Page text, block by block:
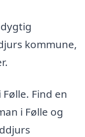
kommune,
Find en
i Følle og